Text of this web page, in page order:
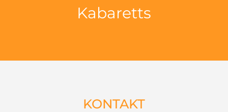
Kabaretts
KONTAKT